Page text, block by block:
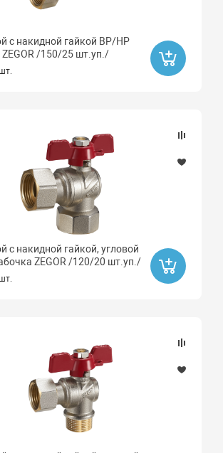
с накидной гайкой ВР/НР
/150/25 шт.уп./
с накидной гайкой, угловой
ZEGOR /120/20 шт.уп./